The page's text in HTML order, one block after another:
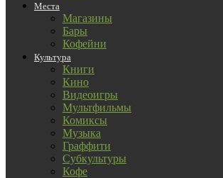
Места
Магазины
Бары
Кофейни
Культура
Книги
Кино
Видеоигры
Мультфильмы
Комиксы
Музыка
Граффити
Субкультуры
Кофе